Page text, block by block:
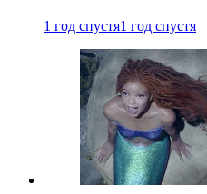
1 год спустя1 год спустя